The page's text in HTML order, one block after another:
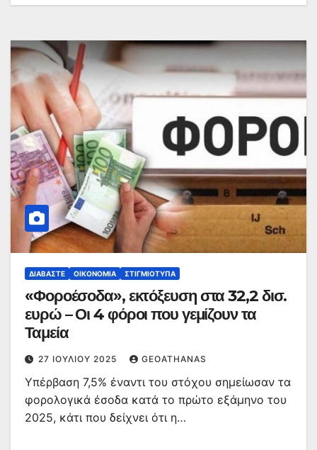
ΔΙΑΒΆΣΤΕ ΟΙΚΟΝΟΜΊΑ ΣΤΙΓΜΙΌΤΥΠΑ
«Φοροέσοδα», εκτόξευση στα 32,2 δισ.
ευρώ – Οι 4 φόροι που γεμίζουν τα
Ταμεία
27 ΙΟΥΛΊΟΥ 2025 GEOATHANAS
Υπέρβαση 7,5% έναντι του στόχου σημείωσαν τα
φορολογικά έσοδα κατά το πρώτο εξάμηνο του
2025, κάτι που δείχνει ότι η…